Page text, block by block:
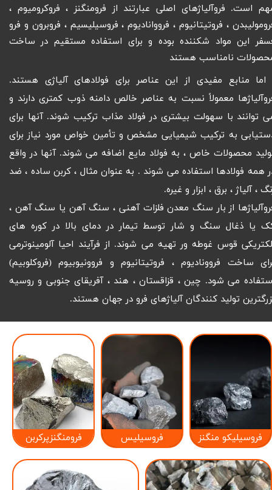
است. فروآلیاژهای اصلی عبارتند از فرومنگنز ، فروکرومیوم ،
، فروتیتانیوم ، فرووانادیوم ، فروسیلیسیم ، فروبرون و فرو
این مواد شکننده بوده و برای استفاده مستقیم در ساخت
نامناسب هستند
اما منابع مفیدی از این عناصر برای فولادهای آلیاژی هستند.
معمولاً نسبت به عناصر خالص دامنه ذوب کمتری دارند و
توانند با سهولت بیشتری در فولاد مذاب ترکیب شوند. آنها برای
به ترکیب شیمیایی مشخص و تأمین خواص مورد نیاز برای
محصولات خاص ، به فولاد مایع اضافه می شوند. آنها در واقع
همه فولادها استفاده می شوند . به عنوان مثال ، کربن ساده ، ضد
، آلیاژ ، برق ، ابزار و غیره.
از بار سنگ معدن فلزات آهنی ، سنگ آهن یا سنگ آهن ،
یا ذغال سنگ و شار توسط تیمار در دمای بالا در کوره های
قوس غوطه ور تهیه می شوند. از فرآیند احیا آلومینوترمی
ساخت فروونادیوم ، فروتیتانیوم و فروونیوبیوم (فروکلوبیم)
می شود. چین ، قزاقستان ، هند ، آفریقای جنوبی و روسیه
تولید کنندگان آلیاژهای فرو در جهان هستند.​​​​​​​
فروسیلیکو منگنز فروسیلیس فرومنگنزپرکربن